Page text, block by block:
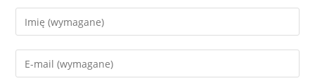
Enter
your
name
Enter
your